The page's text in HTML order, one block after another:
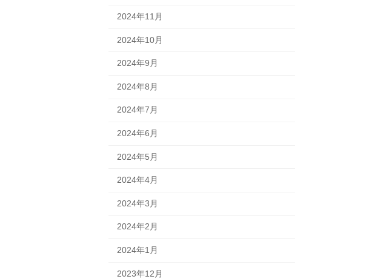
2024年11月
2024年10月
2024年9月
2024年8月
2024年7月
2024年6月
2024年5月
2024年4月
2024年3月
2024年2月
2024年1月
2023年12月